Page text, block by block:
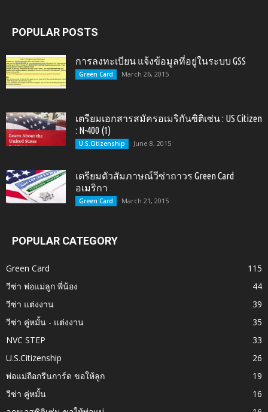
POPULAR POSTS
การลงทะเบียน แจ้งข้อมูลที่อยู่ในระบบ GSS
Green Card March 26, 2015
เตรียมเอกสารสมัครอเมริกันซิติเซ่น : US Citizen
: N-400 (1)
U.S.Citizenship June 8, 2015
เตรียมตัวสัมภาษณ์วีซ่าถาวร Green Card
อเมริกา
Green Card March 21, 2015
POPULAR CATEGORY
Green Card
115
วีซ่า พ่อแม่ลูก พี่น้อง
44
วีซ่า แต่งงาน
39
วีซ่า คู่หมั้น - แต่งงาน
35
NVC STEP
33
U.S.Citizenship
26
พ่อแม่ถือกรีนการ์ด ขอให้ลูก
19
วีซ่า คู่หมั้น
16